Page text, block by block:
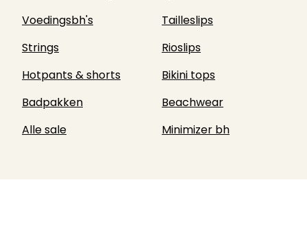
Voedingsbh's
Tailleslips
Strings
Rioslips
Hotpants & shorts
Bikini tops
Badpakken
Beachwear
Alle sale
Minimizer bh